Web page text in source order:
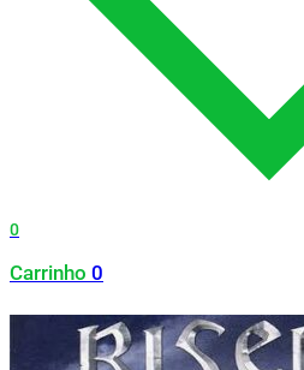
0
Carrinho 0